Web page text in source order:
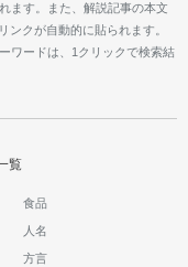
ます。また、解説記事の本文
ンクが自動的に貼られます。
ワードは、1クリックで検索結
覧
食品
人名
方言